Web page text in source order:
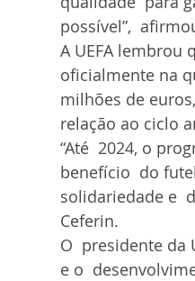
possível”,
A UEFA lembrou
oficialmente na
milhões de
relação ao ciclo
“Até  2024, o
benefício  do
solidariedade e
Ceferin.
O  presidente da
e o